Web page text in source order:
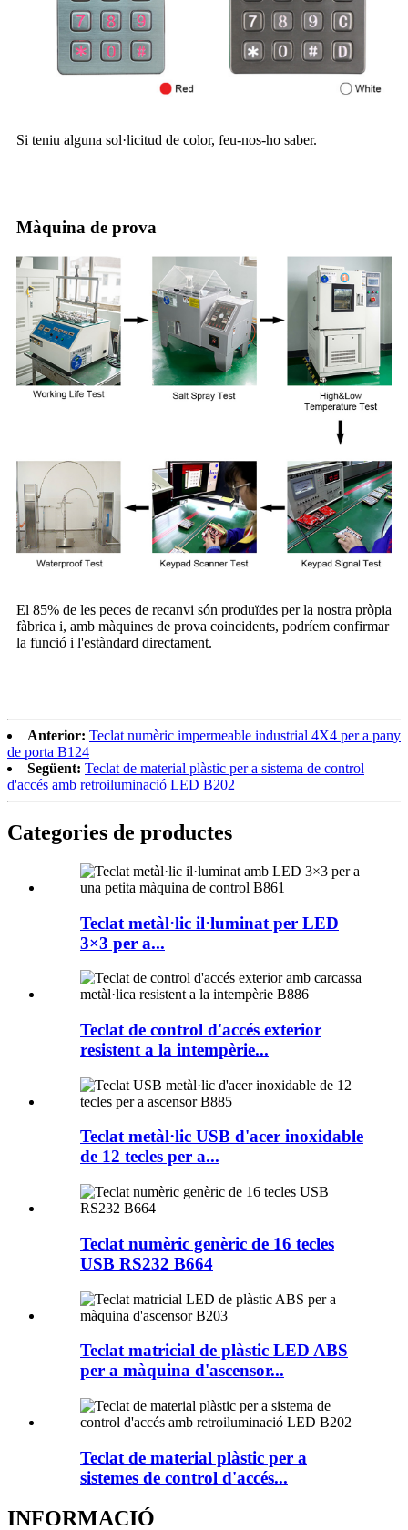
Si teniu alguna sol·licitud de color, feu-nos-ho saber.
Màquina de prova
El 85% de les peces de recanvi són produïdes per la nostra pròpia
fàbrica i, amb màquines de prova coincidents, podríem confirmar
la funció i l'estàndard directament.
Anterior: Teclat numèric impermeable industrial 4X4 per a pany
de porta B124
Següent: Teclat de material plàstic per a sistema de control
d'accés amb retroiluminació LED B202
Categories de productes
Teclat metàl·lic il·luminat per LED
3×3 per a...
Teclat de control d'accés exterior
resistent a la intempèrie...
Teclat metàl·lic USB d'acer inoxidable
de 12 tecles per a...
Teclat numèric genèric de 16 tecles
USB RS232 B664
Teclat matricial de plàstic LED ABS
per a màquina d'ascensor...
Teclat de material plàstic per a
sistemes de control d'accés...
INFORMACIÓ